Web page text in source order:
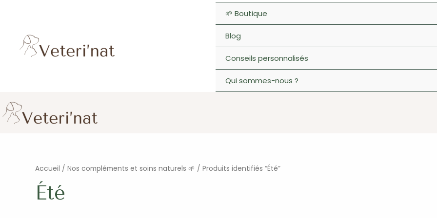
contenu
🌱 Boutique
Blog
Conseils personnalisés
Qui sommes-nous ?
Accueil / Nos compléments et soins naturels 🌱 / Produits identifiés “Été”
Été